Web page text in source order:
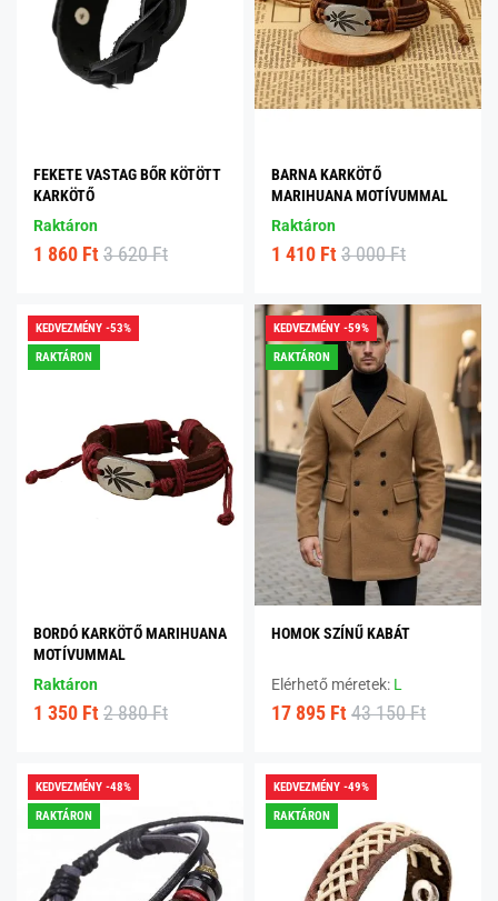
FEKETE VASTAG BŐR KÖTÖTT
KARKÖTŐ
Raktáron
1 860 Ft 3 620 Ft
BARNA KARKÖTŐ
MARIHUANA MOTÍVUMMAL
Raktáron
1 410 Ft 3 000 Ft
KEDVEZMÉNY -53%
RAKTÁRON
BORDÓ KARKÖTŐ MARIHUANA
MOTÍVUMMAL
Raktáron
1 350 Ft 2 880 Ft
KEDVEZMÉNY -59%
RAKTÁRON
HOMOK SZÍNŰ KABÁT
Elérhető méretek: L
17 895 Ft 43 150 Ft
KEDVEZMÉNY -48%
RAKTÁRON
KEDVEZMÉNY -49%
RAKTÁRON